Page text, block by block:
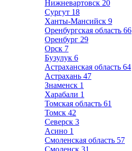
Нижневартовск 20
Сургут 18
Ханты-Мансийск 9
Оренбургская область 66
Оренбург 29
Орск 7
Бузулук 6
Астраханская область 64
Астрахань 47
Знаменск 1
Харабали 1
Томская область 61
Томск 42
Северск 3
Асино 1
Смоленская область 57
Смоленск 31